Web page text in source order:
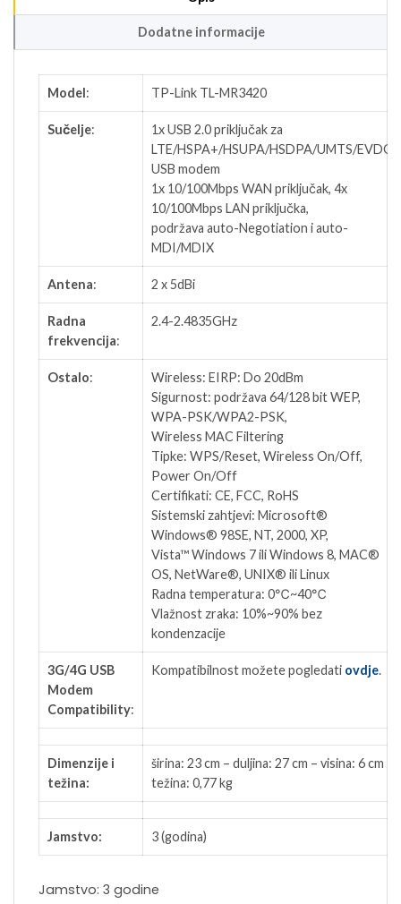
Dodatne informacije
Model: TP-Link TL-MR3420
Sučelje:
1x USB 2.0 priključak za
LTE/HSPA+/HSUPA/HSDPA/UMTS/EVDO
USB modem
1x 10/100Mbps WAN priključak, 4x
10/100Mbps LAN priključka,
podržava auto-Negotiation i auto-
MDI/MDIX
Antena: 2 x 5dBi
Radna
frekvencija:
2.4-2.4835GHz
Ostalo:
Wireless: EIRP: Do 20dBm
Sigurnost: podržava 64/128 bit WEP,
WPA-PSK/WPA2-PSK,
Wireless MAC Filtering
Tipke: WPS/Reset, Wireless On/Off,
Power On/Off
Certifikati: CE, FCC, RoHS
Sistemski zahtjevi: Microsoft®
Windows® 98SE, NT, 2000, XP,
Vista™ Windows 7 ili Windows 8, MAC®
OS, NetWare®, UNIX® ili Linux
Radna temperatura: 0℃~40℃
Vlažnost zraka: 10%~90% bez
kondenzacije
3G/4G USB
Modem
Compatibility:
Kompatibilnost možete pogledati ovdje.
Dimenzije i
težina:
širina: 23 cm – duljina: 27 cm – visina: 6 cm –
težina: 0,77 kg
Jamstvo: 3 (godina)
Jamstvo: 3 godine